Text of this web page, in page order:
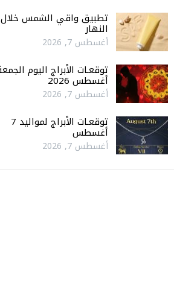
تطبيق واقي الشمس خلال
النهار
أغسطس 7, 2026
أغسطس 2026
أغسطس 7, 2026
توقعـات الأبراج لمواليد 7
أغسطس
أغسطس 7, 2026